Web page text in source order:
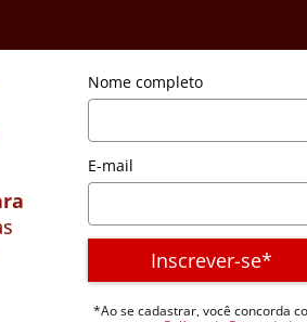
Nome completo
E-mail
Inscrever-se*
*Ao se cadastrar, você concorda